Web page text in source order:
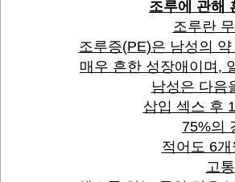
조루에 관해
조루란
조루증(PE)은 남성의
매우 흔한 성장애이며,
남성은 다음
삽입 섹스 후
75%의
적어도 6
고